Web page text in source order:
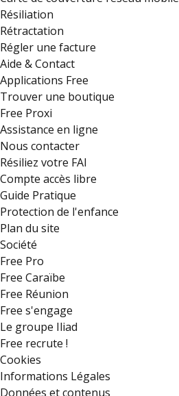
Résiliation
Rétractation
Régler une facture
Aide & Contact
Applications Free
Trouver une boutique
Free Proxi
Assistance en ligne
Nous contacter
Résiliez votre FAI
Compte accès libre
Guide Pratique
Protection de l'enfance
Plan du site
Société
Free Pro
Free Caraïbe
Free Réunion
Free s'engage
Le groupe Iliad
Free recrute !
Cookies
Informations Légales
Données et contenus